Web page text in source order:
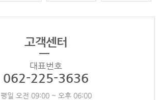
고객센터
대표번호
062-225-3636
평일 오전 09:00 ~ 오후 06:00